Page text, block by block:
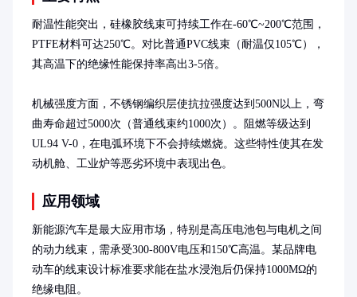
耐温性能突出，硅橡胶线束可持续工作在-60℃~200℃范围，
PTFE材料可达250℃。对比普通PVC线束（耐温仅105℃），
其高温下的绝缘性能保持率高出3-5倍。
机械强度方面，不锈钢编织层使抗拉强度达到500N以上，弯
曲寿命超过5000次（普通线束约1000次）。阻燃等级达到
UL94 V-0，在电弧环境下不会持续燃烧。这些特性使其在发
动机舱、工业炉等恶劣环境中表现出色。
应用领域
新能源汽车是最大应用市场，特别是高压电池包与电机之间
的动力线束，需承受300-800V电压和150℃高温。某品牌电
动车的线束设计标准要求能在盐水浸泡后仍保持1000MΩ的
绝缘电阻。